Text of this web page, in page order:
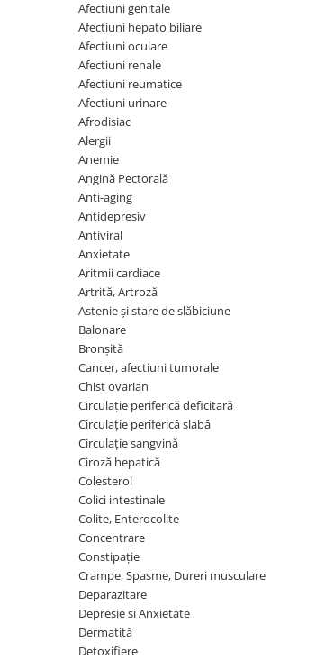
Angină Pectorală
Antidepresiv
Aritmii cardiace
Artrită, Artroză
Astenie și stare de slăbiciune
Cancer, afectiuni tumorale
Chist ovarian
Circulație periferică deficitară
Circulație periferică slabă
Circulație sangvină
Ciroză hepatică
Colici intestinale
Colite, Enterocolite
Concentrare
Constipație
Lapte praf vegetal
Leguminoase
Nuci, Semințe
Paste făinoase
Superalimente
Zahăr si îndulcitori
Produse epilare
Protecție solară
Recipiente cosmetice
Spray nazal
Îngijire buze
Îngrijire corp
Îngrijire mâini
Îngrijire picioare
Îngrijire păr
Îngrijire ten
Cafea si Dulciuri
Condimente
Detergenti
Superalimente
Suplimente
Afectiuni genitale
Afectiuni hepato biliare
Afectiuni oculare
Afectiuni renale
Afectiuni reumatice
Afectiuni urinare
Afrodisiac
Alergii
Anemie
Angină Pectorală
Anti-aging
Antidepresiv
Antiviral
Anxietate
Aritmii cardiace
Artrită, Artroză
Astenie și stare de slăbiciune
Balonare
Bronșită
Cancer, afectiuni tumorale
Chist ovarian
Circulație periferică deficitară
Circulație periferică slabă
Circulație sangvină
Ciroză hepatică
Colesterol
Colici intestinale
Colite, Enterocolite
Concentrare
Constipație
Crampe, Spasme, Dureri musculare
Deparazitare
Depresie si Anxietate
Dermatită
Detoxifiere